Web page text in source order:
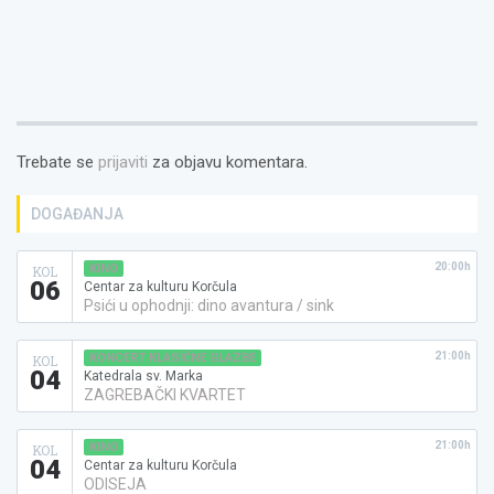
Trebate se prijaviti za objavu komentara.
DOGAĐANJA
KOL
06
KINO
Centar za kulturu Korčula
Psići u ophodnji: dino avantura / sink
20:00h
KOL
04
KONCERT KLASIČNE GLAZBE
Katedrala sv. Marka
ZAGREBAČKI KVARTET
21:00h
KOL
04
KINO
Centar za kulturu Korčula
ODISEJA
21:00h